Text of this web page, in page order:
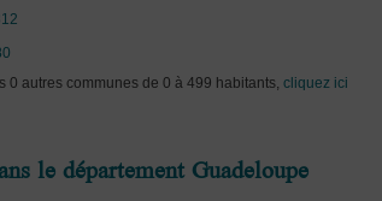
0 autres communes de 0 à 499 habitants, cliquez ici
le département Guadeloupe